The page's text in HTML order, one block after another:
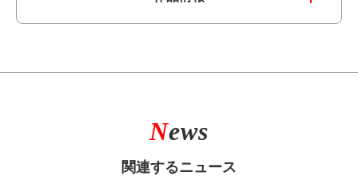
News
関連するニュース